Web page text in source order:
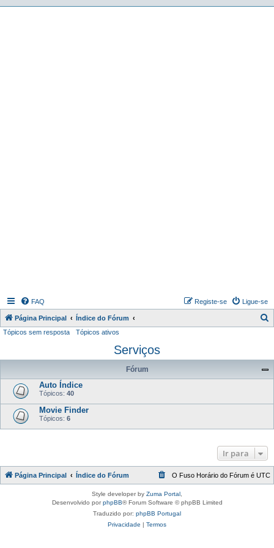
FAQ Ligue-se
Registe-se
Página Principal Índice do Fórum
q
s
Tópicos sem resposta Tópicos ativos
Serviços
Fórum
Auto Índice
Tópicos: 40
Movie Finder
Tópicos: 6
Ir para
Página Principal Índice do Fórum O Fuso Horário do Fórum é UTC
Style developer by Zuma Portal
Desenvolvido porphpBB® Forum Software © phpBB Limited
Traduzido por: phpBB Portugal
Privacidade | Termos